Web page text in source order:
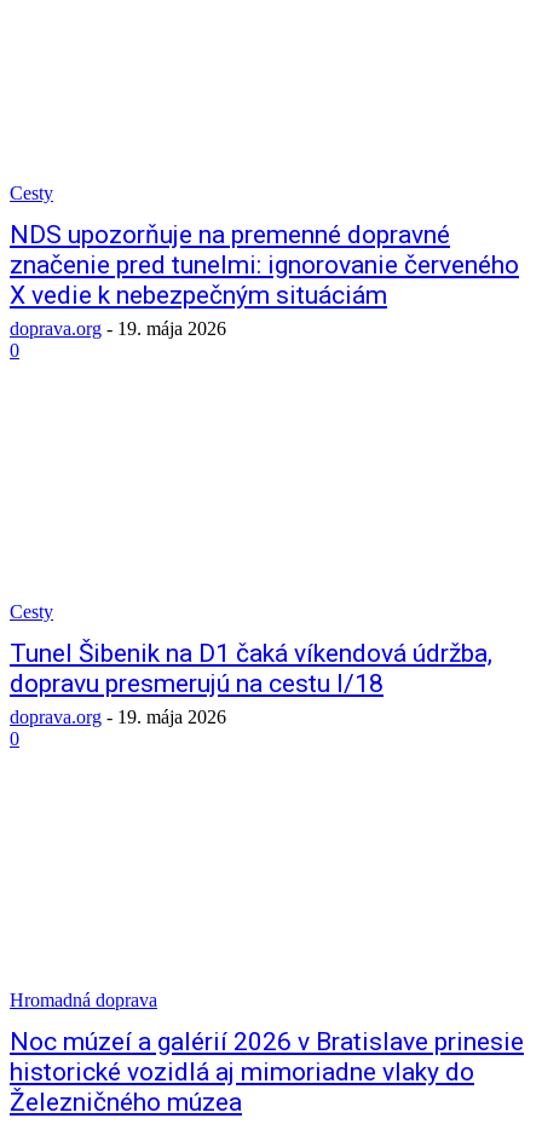
Cesty
NDS upozorňuje na premenné dopravné
značenie pred tunelmi: ignorovanie červeného
X vedie k nebezpečným situáciám
doprava.org - 19. mája 2026
0
Cesty
Tunel Šibenik na D1 čaká víkendová údržba,
dopravu presmerujú na cestu I/18
doprava.org - 19. mája 2026
0
Hromadná doprava
Noc múzeí a galérií 2026 v Bratislave prinesie
historické vozidlá aj mimoriadne vlaky do
Železničného múzea